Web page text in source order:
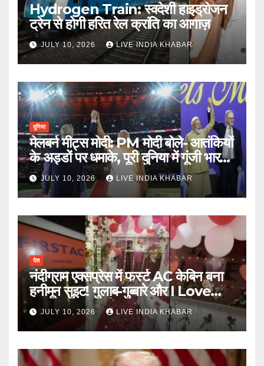
Hydrogen Train: स्वदेशी हाइड्रोजन
ट्रेन से होगी हरित रेल क्रांति का आगाज़
JULY 10, 2026 LIVE INDIA KHABAR
दुनिया
मेलबर्न मीट्स मोदी: PM मोदी बोले- आतंकियों
के अड्डों पर धमाके, पूरी दुनिया में गूंजी भारत
की ताकत
JULY 10, 2026 LIVE INDIA KHABAR
देश
नंदीग्राम एक्सप्रेस में फर्स्ट AC केबिन बना
हनीमून सुइट! गुलाब-गुब्बारे और I Love
You, TTE सस्पेंड
JULY 10, 2026 LIVE INDIA KHABAR